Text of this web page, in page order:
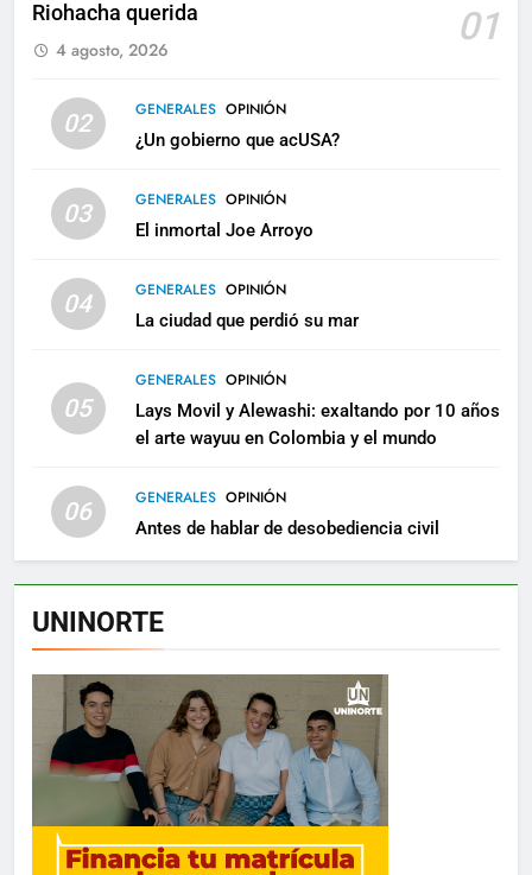
Riohacha querida 01
4 agosto, 2026
02 GENERALES OPINIÓN
¿Un gobierno que acUSA?
03 GENERALES OPINIÓN
El inmortal Joe Arroyo
04 GENERALES OPINIÓN
La ciudad que perdió su mar
05
GENERALES OPINIÓN
Lays Movil y Alewashi: exaltando por 10 años
el arte wayuu en Colombia y el mundo
06 GENERALES OPINIÓN
Antes de hablar de desobediencia civil
UNINORTE